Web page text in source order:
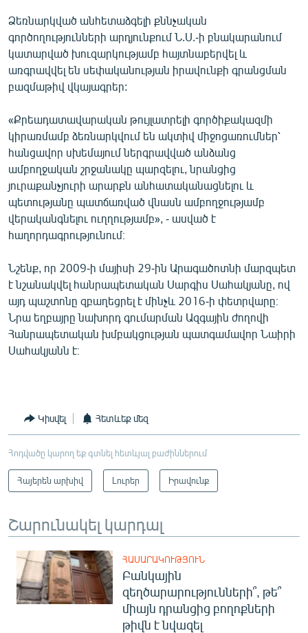
Ձեռնարկված անհետաձգելի քննչական
գործողությունների արդյունքում Ն.Ս.-ի բնակարանում
կատարված խուզարկությամբ հայտնաբերվել և
առգրավվել են սեփականության իրավունքի գրանցման
բազմաթիվ վկայագրեր:
«Քրեադատավարական թույլատրելի գործիքակազմի
կիրառմամբ ձեռնարկվում են ակտիվ միջոցառումներ՝
հանցավոր սխեմայում ներգրավված անձանց
ամբողջական շրջանակը պարզելու, նրանցից
յուրաքանչյուրի արարքն անհատականացնելու և
պետությանը պատճառված վնասն ամբողջությամբ
վերականգնելու ուղղությամբ», - ասված է
հաղորդագրությունում։
Նշենք, որ 2009-ի մայիսի 29-ին Արագածոտնի մարզպետ
է նշանակվել հանրապետական Սարգիս Սահակյանը, ով
այդ պաշտոնը զբաղեցրել է մինչև 2016-ի փետրվարը։
Նրա եղբայրը նախորդ գումարման Ազգային ժողովի
Հանրապետական խմբակցության պատգամավոր Նաիրի
Սահակյանն է։
Կիսվել Հետևեք մեզ
Հոդվածը կարող եք գտնել հետևյալ բաժիններում
Հայերեն արխիվ Լուրեր Իրավունք
Շարունակել կարդալ
ՀԱՍԱՐԱԿՈՒԹՅՈՒՆ
Բանկային
զեղծարարությունների՞, թե՞
միայն դրանցից բողոքների
թիվն է նվազել